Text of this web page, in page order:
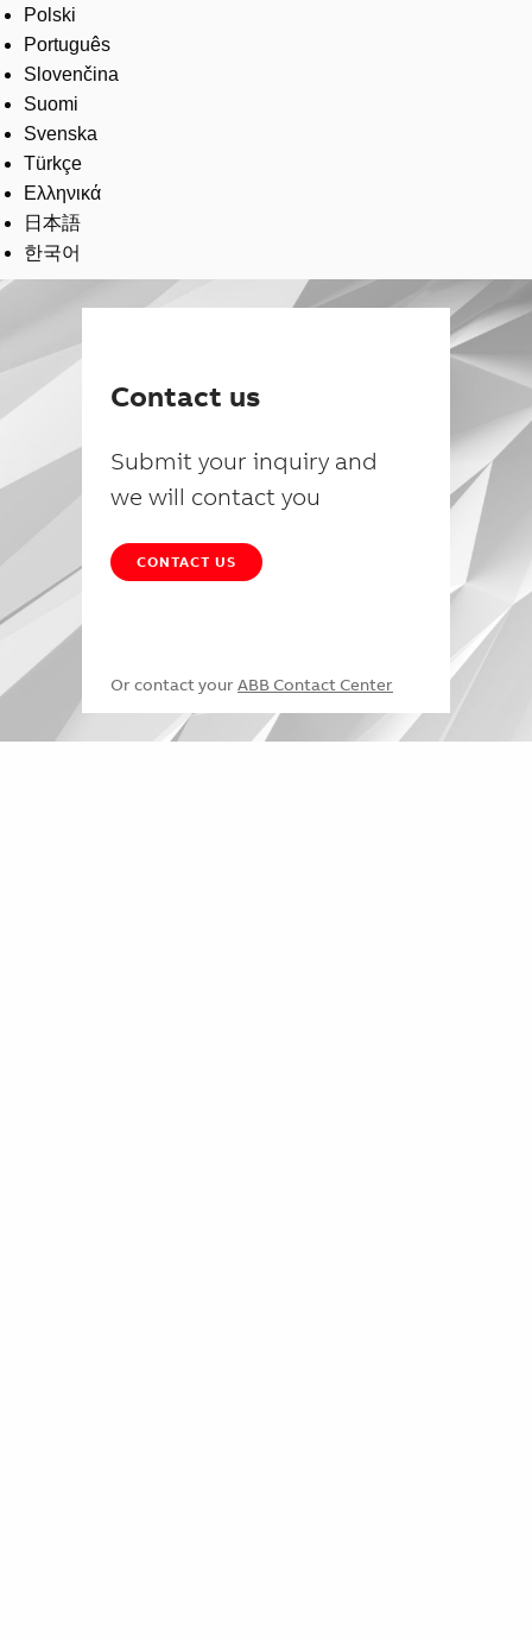
Polski
Português
Slovenčina
Suomi
Svenska
Türkçe
Ελληνικά
日本語
한국어
Contact us
Submit your inquiry and
we will contact you
CONTACT US
Or contact your ABB Contact Center